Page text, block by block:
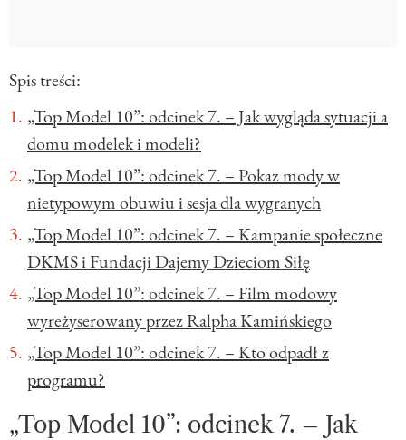
Spis treści:
„Top Model 10”: odcinek 7. – Jak wygląda sytuacji a
domu modelek i modeli?
„Top Model 10”: odcinek 7. – Pokaz mody w
nietypowym obuwiu i sesja dla wygranych
„Top Model 10”: odcinek 7. – Kampanie społeczne
DKMS i Fundacji Dajemy Dzieciom Siłę
„Top Model 10”: odcinek 7. – Film modowy
wyreżyserowany przez Ralpha Kamińskiego
„Top Model 10”: odcinek 7. – Kto odpadł z
programu?
„Top Model 10”: odcinek 7. – Jak